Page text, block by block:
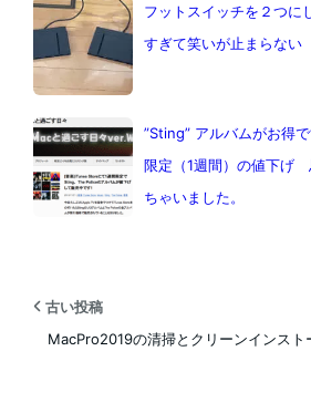
フットスイッチを２つに
すぎて笑いが止まらない
”Sting” アルバムがお得
限定（1週間）の値下げ
ちゃいました。
古い投稿
MacPro2019の清掃とクリーンインス